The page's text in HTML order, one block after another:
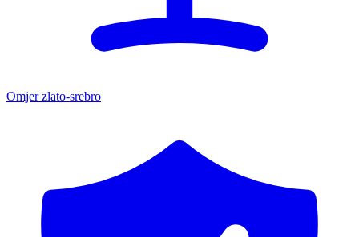
Omjer zlato-srebro